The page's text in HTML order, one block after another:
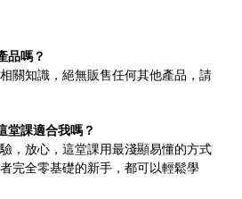
品嗎？
關知識，絕無販售任何其他產品，請
堂課適合我嗎？
，放心，這堂課用最淺顯易懂的方式
完全零基礎的新手，都可以輕鬆學